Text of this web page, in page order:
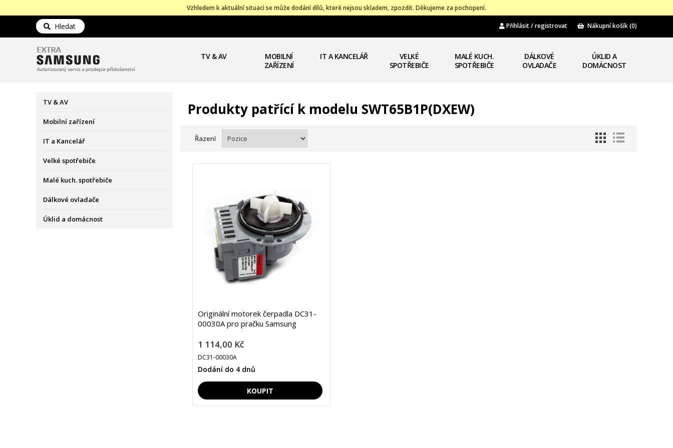
Vzhledem k aktuální situaci se může dodání dílů, které nejsou skladem, zpozdit. Děkujeme za pochopení.
Hledat Přihlásit / registrovat Nákupní košík(0)
TV & AV
MOBILNÍ
ZAŘÍZENÍ
IT A KANCELÁŘ
VELKÉ
SPOTŘEBIČE
MALÉ KUCH.
SPOTŘEBIČE
DÁLKOVÉ
OVLADAČE
ÚKLID A
DOMÁCNOST
TV & AV
Mobilní zařízení
IT a Kancelář
Velké spotřebiče
Malé kuch. spotřebiče
Dálkové ovladače
Úklid a domácnost
Produkty patřící k modelu SWT65B1P(DXEW)
Řazení
Originální motorek čerpadla DC31-
00030A pro pračku Samsung
1 114,00 Kč
DC31-00030A
Dodání do 4 dnů